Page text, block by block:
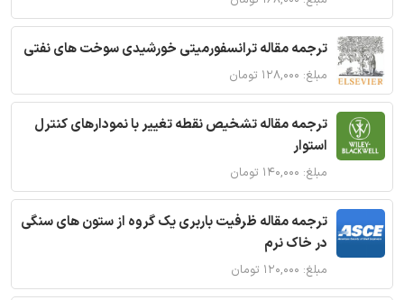
ترجمه مقاله ترانسفورمیتی خورشیدی سوخت های نفتی
مبلغ: ۱۲۸,۰۰۰ تومان
ترجمه مقاله تشخیص نقطه تغییر با نمودارهای کنترل
استوار
مبلغ: ۱۴۰,۰۰۰ تومان
ترجمه مقاله ظرفیت باربری یک گروه از ستون های سنگی
در خاک نرم
مبلغ: ۱۲۰,۰۰۰ تومان